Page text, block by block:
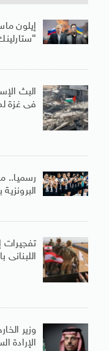
إيلون
البث
فى غزة
رسميا..
تفجيرات
اللبنانى
وزير
الإرادة